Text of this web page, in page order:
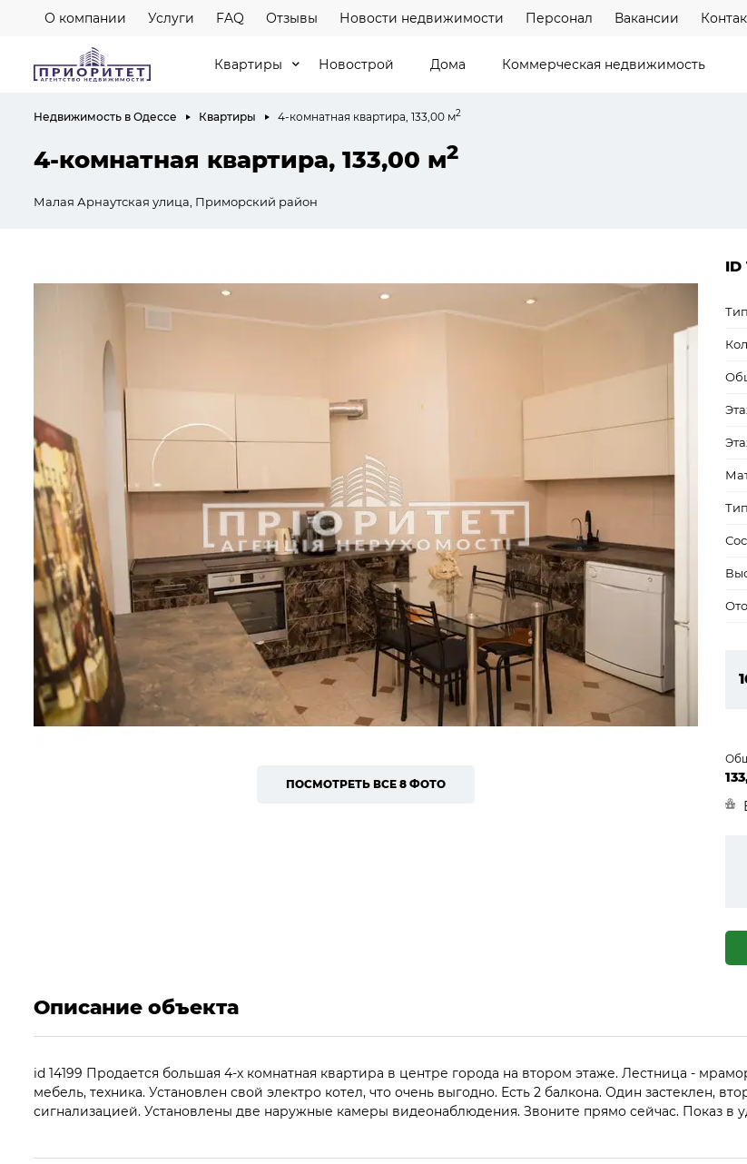
О компании Услуги FAQ Отзывы Новости недвижимости Персонал Вакансии
Квартиры Новострой Дома Коммерческая недвижимость
Недвижимость в Одессе Квартиры 4-комнатная квартира, 133,00 м2
4-комнатная квартира, 133,00 м2
Малая Арнаутская улица, Приморский район
ПОСМОТРЕТЬ ВСЕ 8 ФОТО
ID
Описание объекта
id 14199 Продается большая 4-х комнатная квартира в центре города на втором этаже. Лестница -
мебель, техника. Установлен свой электро котел, что очень выгодно. Есть 2 балкона. Один застеклен,
сигнализацией. Установлены две наружные камеры видеонаблюдения. Звоните прямо сейчас. Показ в